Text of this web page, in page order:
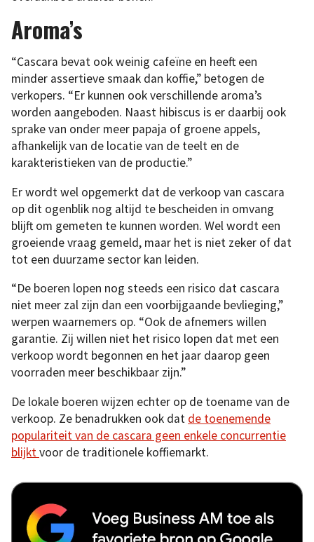
Aroma’s
“Cascara bevat ook weinig cafeïne en heeft een
minder assertieve smaak dan koffie,” betogen de
verkopers. “Er kunnen ook verschillende aroma’s
worden aangeboden. Naast hibiscus is er daarbij ook
sprake van onder meer papaja of groene appels,
afhankelijk van de locatie van de teelt en de
karakteristieken van de productie.”
Er wordt wel opgemerkt dat de verkoop van cascara
op dit ogenblik nog altijd te bescheiden in omvang
blijft om gemeten te kunnen worden. Wel wordt een
groeiende vraag gemeld, maar het is niet zeker of dat
tot een duurzame sector kan leiden.
“De boeren lopen nog steeds een risico dat cascara
niet meer zal zijn dan een voorbijgaande bevlieging,”
werpen waarnemers op. “Ook de afnemers willen
garantie. Zij willen niet het risico lopen dat met een
verkoop wordt begonnen en het jaar daarop geen
voorraden meer beschikbaar zijn.”
De lokale boeren wijzen echter op de toename van de
verkoop. Ze benadrukken ook dat de toenemende
populariteit van de cascara geen enkele concurrentie
blijktvoor de traditionele koffiemarkt.